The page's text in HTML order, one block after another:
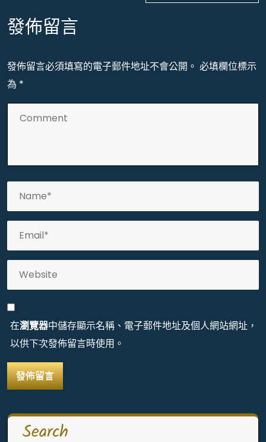
發佈留言
發佈留言必須填寫的電子郵件地址不會公開。 必填欄位標示
為 *
在瀏覽器中儲存顯示名稱、電子郵件地址及個人網站網址，
以供下次發佈留言時使用。
Search